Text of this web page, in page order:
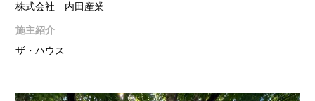
株式会社 内田産業
施主紹介
ザ・ハウス
％以下での計画となり、１階は根を守るためにできるだけ絞っ
て庭を設け、２階を跳
ね出し、３階は樹木の成長域と建物のボリュームのめぎ合いの